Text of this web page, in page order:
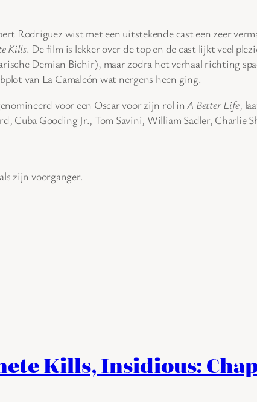
Rodriguez wist met een uitstekende cast een zeer
Kills. De film is lekker over de top en de cast lijkt veel
Demian Bichir), maar zodra het verhaal richting
van La Camaleón wat nergens heen ging.
voor een Oscar voor zijn rol inA Better Life,
Cuba Gooding Jr., Tom Savini, William Sadler, Charlie
zijn voorganger.
Kills, Insidious: